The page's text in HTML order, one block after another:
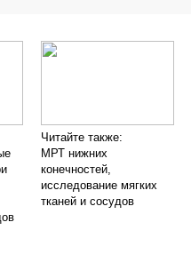
Читайте также:
МРТ нижних
конечностей,
исследование мягких
тканей и сосудов